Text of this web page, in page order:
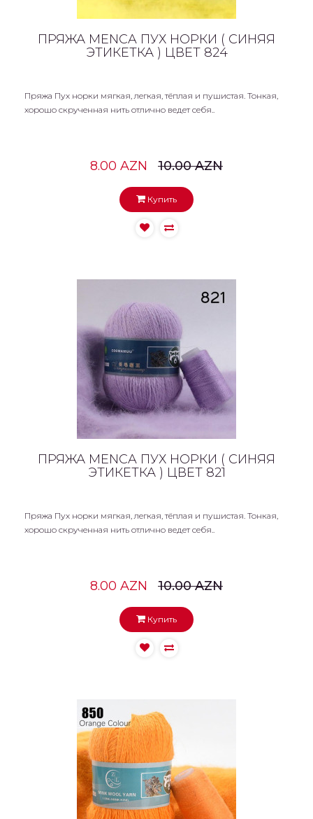
ПРЯЖА MENCA ПУХ НОРКИ ( СИНЯЯ
ЭТИКЕТКА ) ЦВЕТ 824
Пряжа Пух норки мягкая, легкая, тёплая и пушистая. Тонкая,
хорошо скрученная нить отлично ведет себя..
8.00 AZN 10.00 AZN
Купить
ПРЯЖА MENCA ПУХ НОРКИ ( СИНЯЯ
ЭТИКЕТКА ) ЦВЕТ 821
Пряжа Пух норки мягкая, легкая, тёплая и пушистая. Тонкая,
хорошо скрученная нить отлично ведет себя..
8.00 AZN 10.00 AZN
Купить